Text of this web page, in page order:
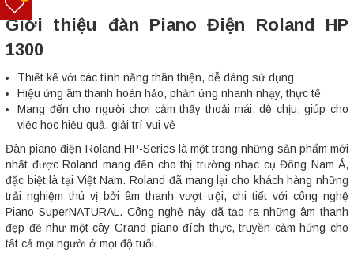
Giới thiệu đàn Piano Điện Roland HP
1300
Thiết kế với các tính năng thân thiện, dễ dàng sử dụng
Hiệu ứng âm thanh hoàn hảo, phản ứng nhanh nhạy, thực tế
Mang đến cho người chơi cảm thấy thoải mái, dễ chịu, giúp cho
việc học hiệu quả, giải trí vui vẻ
Đàn piano điện Roland HP-Series là một trong những sản phẩm mới
nhất được Roland mang đến cho thị trường nhạc cụ Đông Nam Á,
đặc biệt là tại Việt Nam. Roland đã mang lại cho khách hàng những
trải nghiệm thú vị bởi âm thanh vượt trội, chi tiết với công nghệ
Piano SuperNATURAL. Công nghệ này đã tạo ra những âm thanh
đẹp đẽ như một cây Grand piano đích thực, truyền cảm hứng cho
tất cả mọi người ở mọi độ tuổi.